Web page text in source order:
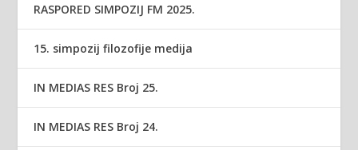
RASPORED SIMPOZIJ FM 2025.
15. simpozij filozofije medija
IN MEDIAS RES Broj 25.
IN MEDIAS RES Broj 24.